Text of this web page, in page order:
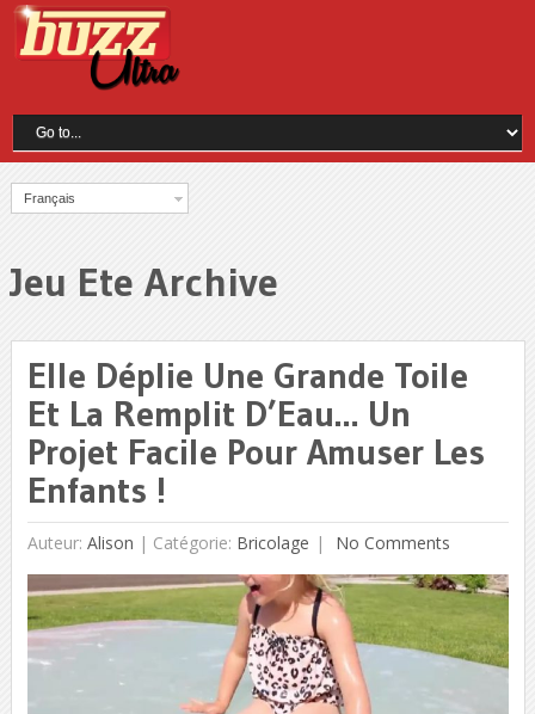
Français
Jeu Ete Archive
Elle Déplie Une Grande Toile
Et La Remplit D’Eau… Un
Projet Facile Pour Amuser Les
Enfants !
Auteur: Alison | Catégorie: Bricolage No Comments